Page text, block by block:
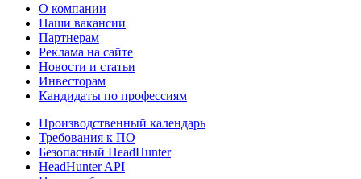
О компании
Наши вакансии
Партнерам
Реклама на сайте
Новости и статьи
Инвесторам
Кандидаты по профессиям
Производственный календарь
Требования к ПО
Безопасный HeadHunter
HeadHunter API